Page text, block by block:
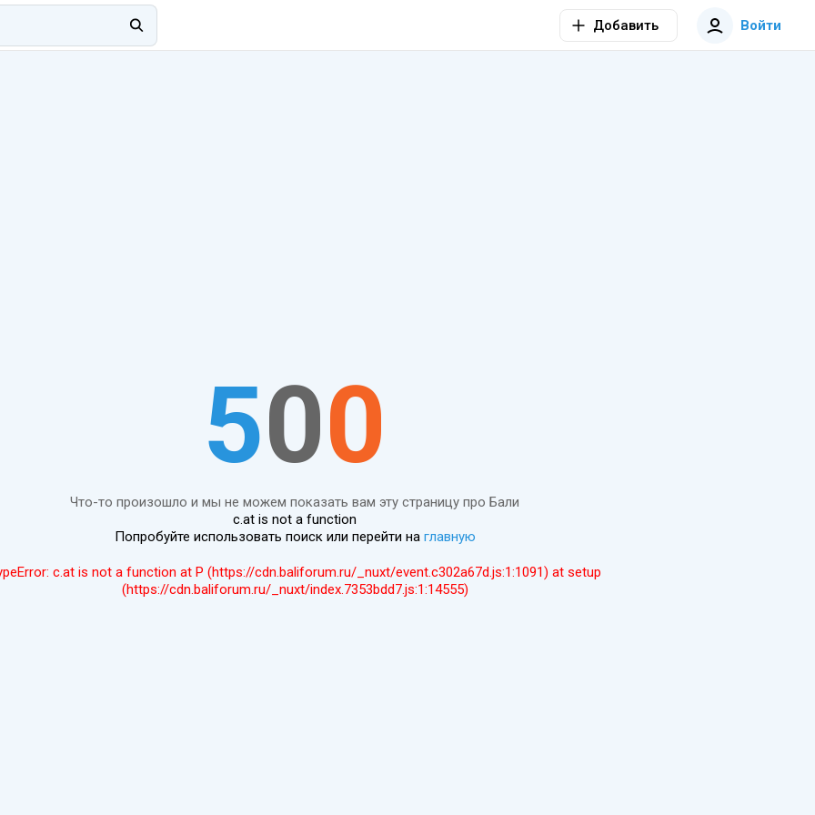
Добавить Войти
500
Что-то произошло и мы не можем показать вам эту страницу про Бали
c.at is not a function
Попробуйте использовать поиск или перейти на главную
c.at is not a function at P (https://cdn.baliforum.ru/_nuxt/event.c302a67d.js:1:1091) at setup
(https://cdn.baliforum.ru/_nuxt/index.7353bdd7.js:1:14555)